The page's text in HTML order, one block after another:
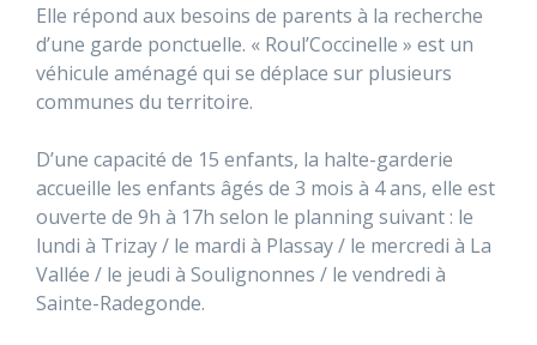
Elle répond aux besoins de parents à la recherche
d’une garde ponctuelle. « Roul’Coccinelle » est un
véhicule aménagé qui se déplace sur plusieurs
communes du territoire.
D’une capacité de 15 enfants, la halte-garderie
accueille les enfants âgés de 3 mois à 4 ans, elle est
ouverte de 9h à 17h selon le planning suivant : le
lundi à Trizay / le mardi à Plassay / le mercredi à La
Vallée / le jeudi à Soulignonnes / le vendredi à
Sainte-Radegonde.